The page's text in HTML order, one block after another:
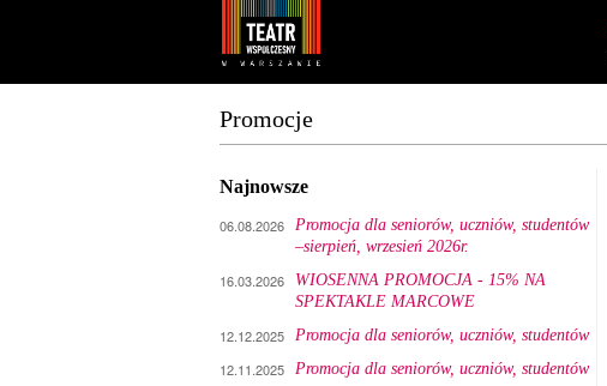
Promocje
Najnowsze
06.08.2026 Promocja dla seniorów, uczniów, studentów
–sierpień, wrzesień 2026r.
16.03.2026
WIOSENNA PROMOCJA - 15% NA
SPEKTAKLE MARCOWE
12.12.2025 Promocja dla seniorów, uczniów, studentów
12.11.2025 Promocja dla seniorów, uczniów, studentów